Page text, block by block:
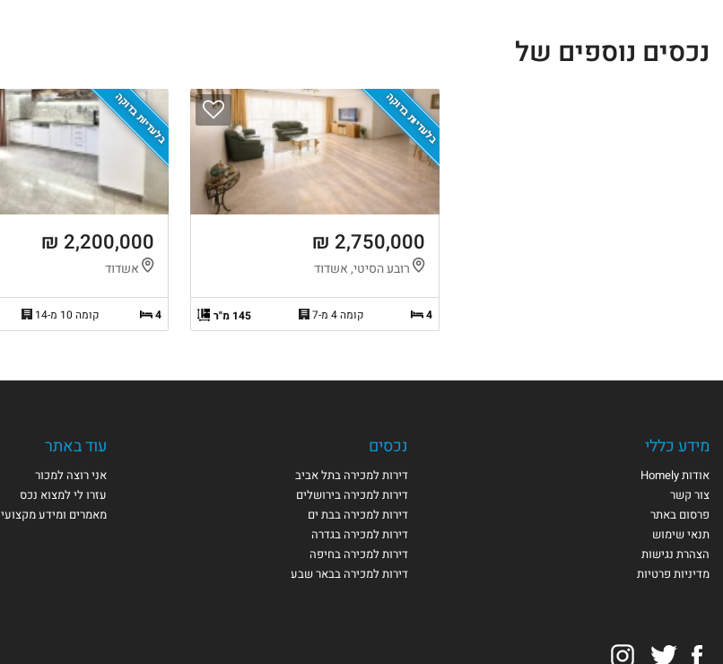
נכסים נוספים של
בלעדיות בדוקה
2,750,000 ₪
רובע הסיטי, אשדוד
4 קומה 4 מ-7 145 מ"ר
בלעדיות בדוקה
2,200,000 ₪
אשדוד
4 קומה 10 מ-14
מידע כללי
אודות Homely
צור קשר
פרסום באתר
תנאי שימוש
הצהרת נגישות
מדיניות פרטיות
נכסים
דירות למכירה בתל אביב
דירות למכירה בירושלים
דירות למכירה בבת ים
דירות למכירה בגדרה
דירות למכירה בחיפה
דירות למכירה בבאר שבע
עוד באתר
אני רוצה למכור
עזרו לי למצוא נכס
מאמרים ומידע מקצועי
Facebook
Twitter